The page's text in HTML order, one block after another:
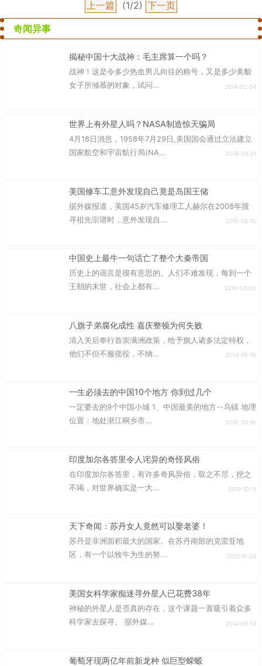
上一篇 (1/2) 下一页
奇闻异事
揭秘中国十大战神：毛主席算一个吗？
战神！这是令多少热血男儿向往的称号，又是多少美貌
女子所倾慕的对象，试问...
2014-02-04
世界上有外星人吗？NASA制造惊天骗局
4月18日消息，1958年7月29日,美国国会通过立法建立
国家航空和宇宙航行局(NA...
2016-04-21
美国修车工意外发现自己竟是岛国王储
据外媒报道，美国45岁汽车修理工人赫尔在2008年搜
寻祖先宗谱时，意外发现自...
2015-08-12
中国史上最牛一句话亡了整个大秦帝国
历史上的谣言是很有意思的。人们不难发现，每到一个
王朝的末世，社会上都有...
2015-03-02
八旗子弟腐化成性 嘉庆整顿为何失败
清入关后奉行首崇满洲政策，给予旗人诸多法定特权，
他们不但不服徭役，不纳...
2014-05-15
一生必须去的中国10个地方 你到过几个
一定要去的9个中国小城 1、中国最美的地方--乌镇 地理
位置：地处浙江桐乡市...
2015-04-16
印度加尔各答里令人诧异的奇怪风俗
在印度加尔各答里，有许多奇风异俗，取之不尽，挖之
不竭，对世界确实是一大...
2013-10-11
天下奇闻：苏丹女人竟然可以娶老婆！
苏丹是非洲面积最大的国家。在苏丹南部的克雷亚地
区，有一个以牧牛为生的努...
2013-11-24
美国女科学家痴迷寻外星人已花费38年
神秘的外星人是否真的存在，这个课题一直吸引着众多
科学家去探寻。 据外媒...
2014-09-13
葡萄牙现两亿年前新龙种 似巨型蝾螈